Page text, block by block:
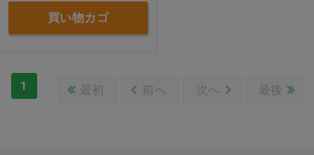
買い物カゴ
1 最初 前へ 次へ 最後